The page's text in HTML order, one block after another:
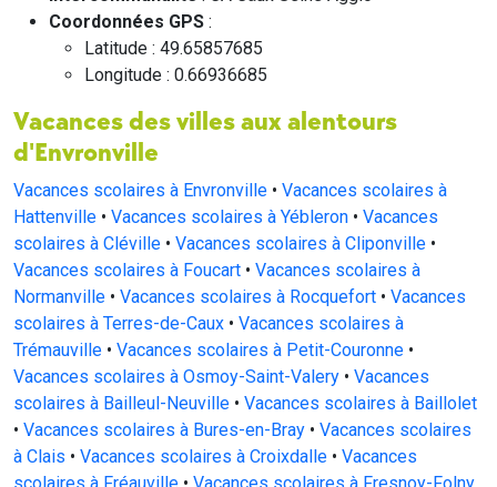
Coordonnées GPS :
Latitude : 49.65857685
Longitude : 0.66936685
Vacances des villes aux alentours
d'Envronville
Vacances scolaires à Envronville • Vacances scolaires à
Hattenville • Vacances scolaires à Yébleron • Vacances
scolaires à Cléville • Vacances scolaires à Cliponville •
Vacances scolaires à Foucart • Vacances scolaires à
Normanville • Vacances scolaires à Rocquefort • Vacances
scolaires à Terres-de-Caux • Vacances scolaires à
Trémauville • Vacances scolaires à Petit-Couronne •
Vacances scolaires à Osmoy-Saint-Valery • Vacances
scolaires à Bailleul-Neuville • Vacances scolaires à Baillolet
• Vacances scolaires à Bures-en-Bray • Vacances scolaires
à Clais • Vacances scolaires à Croixdalle • Vacances